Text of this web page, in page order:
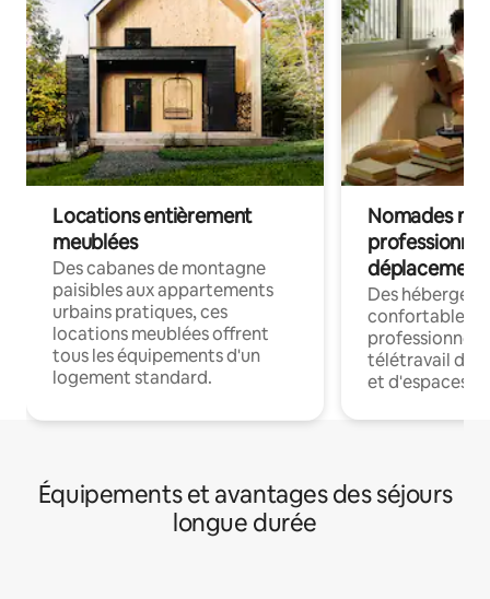
Locations entièrement
meublées
Des cabanes de montagne
paisibles aux appartements
urbains pratiques, ces
locations meublées offrent
tous les équipements d'un
logement standard.
Nomades
déplacement
Des
confortables
professionnels
télétravail
et d'espaces
Équipements et avantages des séjours
longue durée